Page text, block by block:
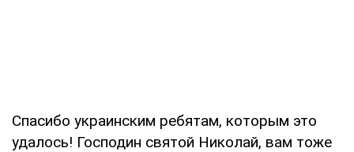
Спасибо украинским ребятам, которым это
удалось! Господин святой Николай, вам тоже